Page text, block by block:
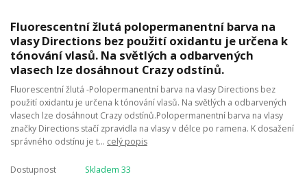
Fluorescentní žlutá polopermanentní barva na
vlasy Directions bez použití oxidantu je určena k
tónování vlasů. Na světlých a odbarvených
vlasech lze dosáhnout Crazy odstínů.
Fluorescentní žlutá -Polopermanentní barva na vlasy Directions bez
použití oxidantu je určena k tónování vlasů. Na světlých a odbarvených
vlasech lze dosáhnout Crazy odstínů.Polopermanentní barva na vlasy
značky Directions stačí zpravidla na vlasy v délce po ramena. K dosažení
správného odstínu je t... celý popis
Dostupnost Skladem 33